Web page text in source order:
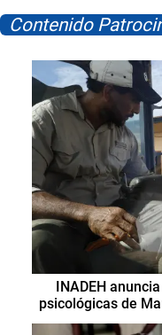
Contenido
INADEH
psicológicas de